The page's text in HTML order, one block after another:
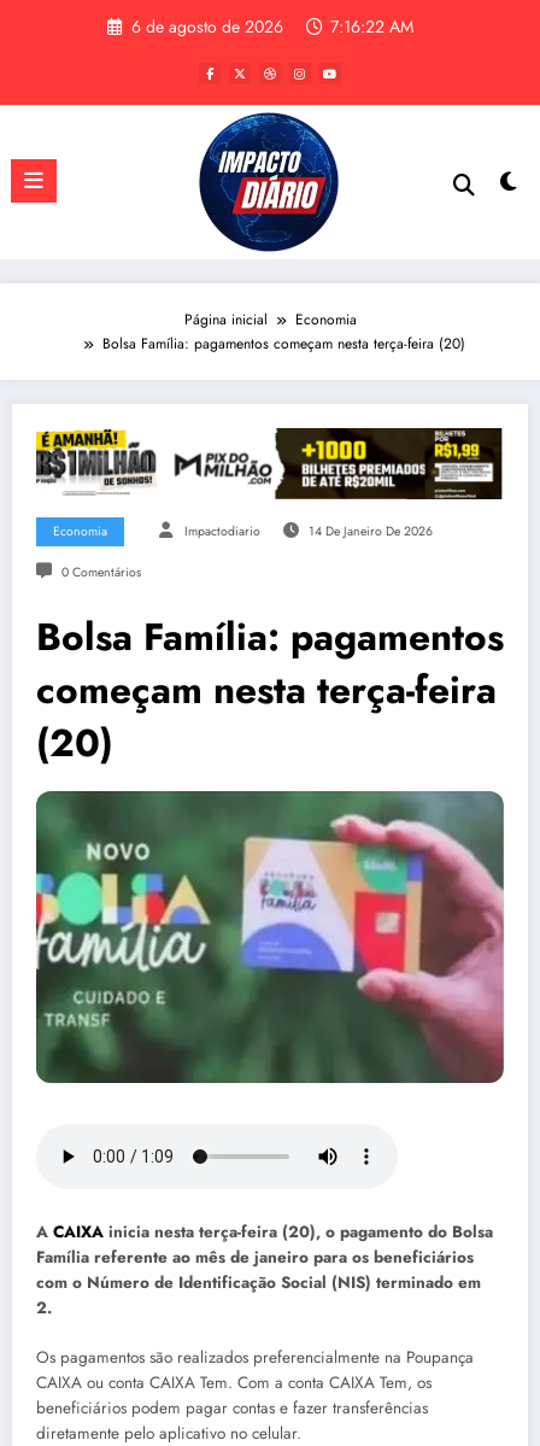
6 de agosto de 2026 7:16:22 AM
Página inicial
Economia
Bolsa Família: pagamentos começam nesta terça-feira (20)
Economia Impactodiario 14 De Janeiro De 2026
0 Comentários
Bolsa Família: pagamentos
começam nesta terça-feira
(20)
A CAIXA inicia nesta terça-feira (20), o pagamento do Bolsa
Família referente ao mês de janeiro para os beneficiários
com o Número de Identificação Social (NIS) terminado em
2.
Os pagamentos são realizados preferencialmente na Poupança
CAIXA ou conta CAIXA Tem. Com a conta CAIXA Tem, os
beneficiários podem pagar contas e fazer transferências
diretamente pelo aplicativo no celular.